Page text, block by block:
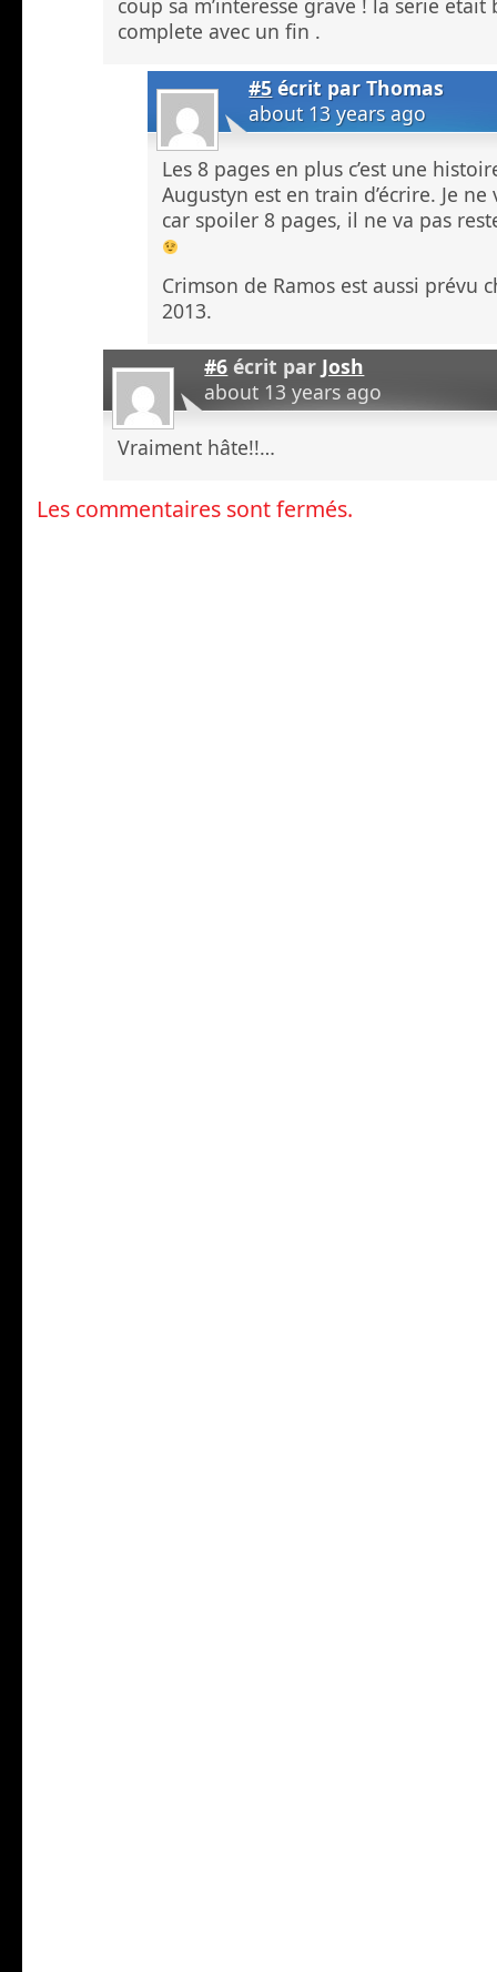
coup sa m’interesse grave ! la serie
complete avec un fin .
#5 écrit parThomas
about 13 years ago
Les 8 pages en plus c’est une
Augustyn est en train d’écrire. Je
car spoiler 8 pages, il ne va pas
Crimson de Ramos est aussi prévu
2013.
#6 écrit par Josh
about 13 years ago
Vraiment hâte!!…
Les commentaires sont fermés.